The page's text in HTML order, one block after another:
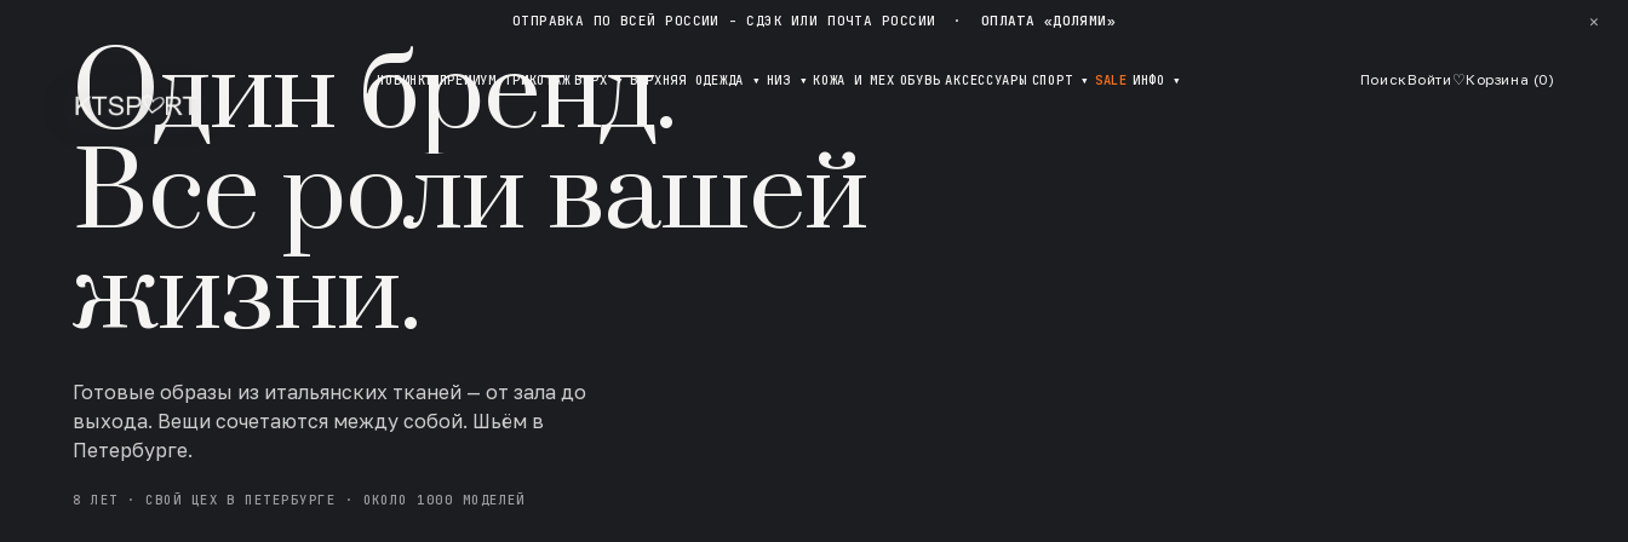
ОТПРАВКА ПО ВСЕЙ РОССИИ - СДЭК ИЛИ ПОЧТА РОССИИ · ОПЛАТА «ДОЛЯМИ» ✕
НОВИНКИ ПРЕМИУМ ТРИКОТАЖ ВЕРХ▾ ВЕРХНЯЯ ОДЕЖДА ▾ НИЗ ▾ КОЖА И МЕХ ОБУВЬ АКСЕССУАРЫ СПОРТ ▾ SALE ИНФО ▾ ПоискВойти ♡Корзина (0)
Один бренд.
Все роли вашей
жизни.
Готовые образы из итальянских тканей — от зала до
выхода. Вещи сочетаются между собой. Шьём в
Петербурге.
8 ЛЕТ · СВОЙ ЦЕХ В ПЕТЕРБУРГЕ · ОКОЛО 1000 МОДЕЛЕЙ